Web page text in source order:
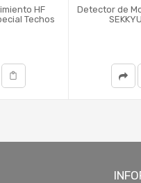
HF
Techos
Detector de